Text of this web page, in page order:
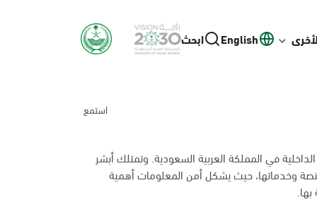
English ابحث
استمع
في المملكة العربية السعودية. وتمتلك أبشر
وخدماتها، حيث يشكل أمن المعلومات أهمية